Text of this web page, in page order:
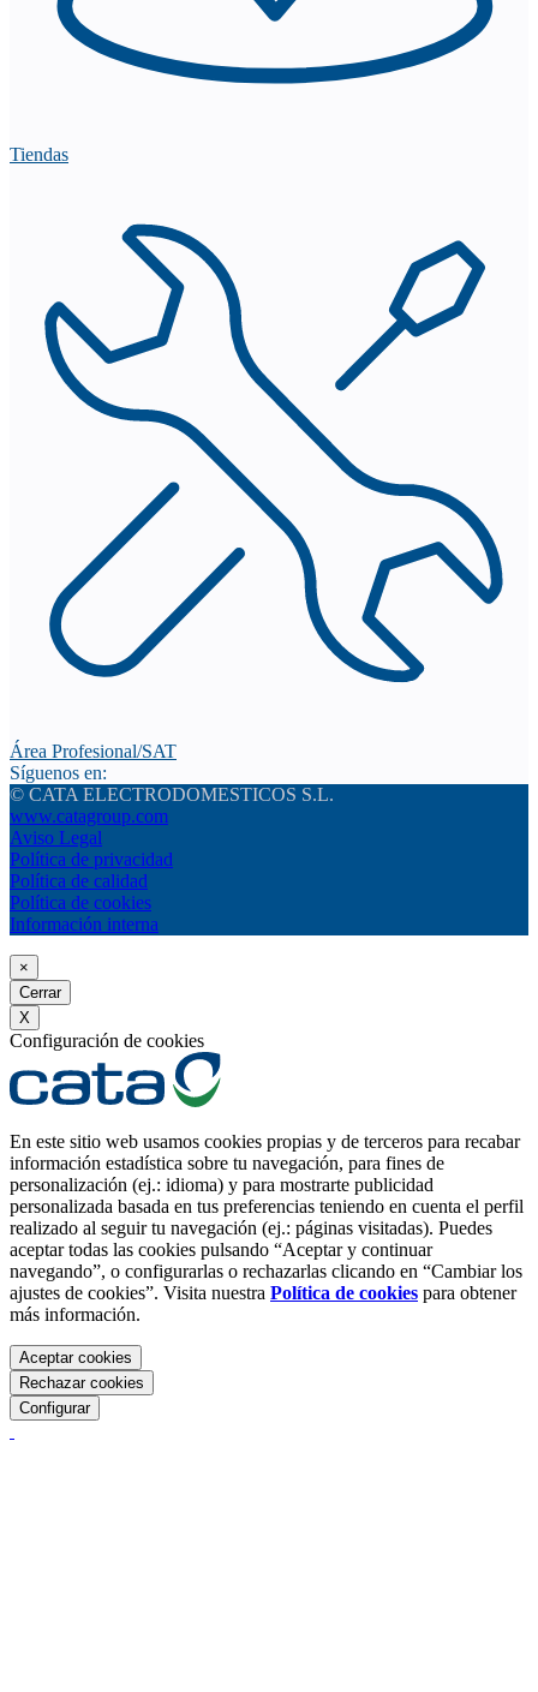
Tiendas
Área Profesional/SAT
Síguenos en:
© CATA ELECTRODOMESTICOS S.L.
www.catagroup.com
Aviso Legal
Política de privacidad
Política de calidad
Política de cookies
Información interna
×
Cerrar
X
Configuración de cookies
En este sitio web usamos cookies propias y de terceros para recabar
información estadística sobre tu navegación, para fines de
personalización (ej.: idioma) y para mostrarte publicidad
personalizada basada en tus preferencias teniendo en cuenta el perfil
realizado al seguir tu navegación (ej.: páginas visitadas). Puedes
aceptar todas las cookies pulsando “Aceptar y continuar
navegando”, o configurarlas o rechazarlas clicando en “Cambiar los
ajustes de cookies”. Visita nuestra Política de cookies para obtener
más información.
Aceptar cookies
Rechazar cookies
Configurar